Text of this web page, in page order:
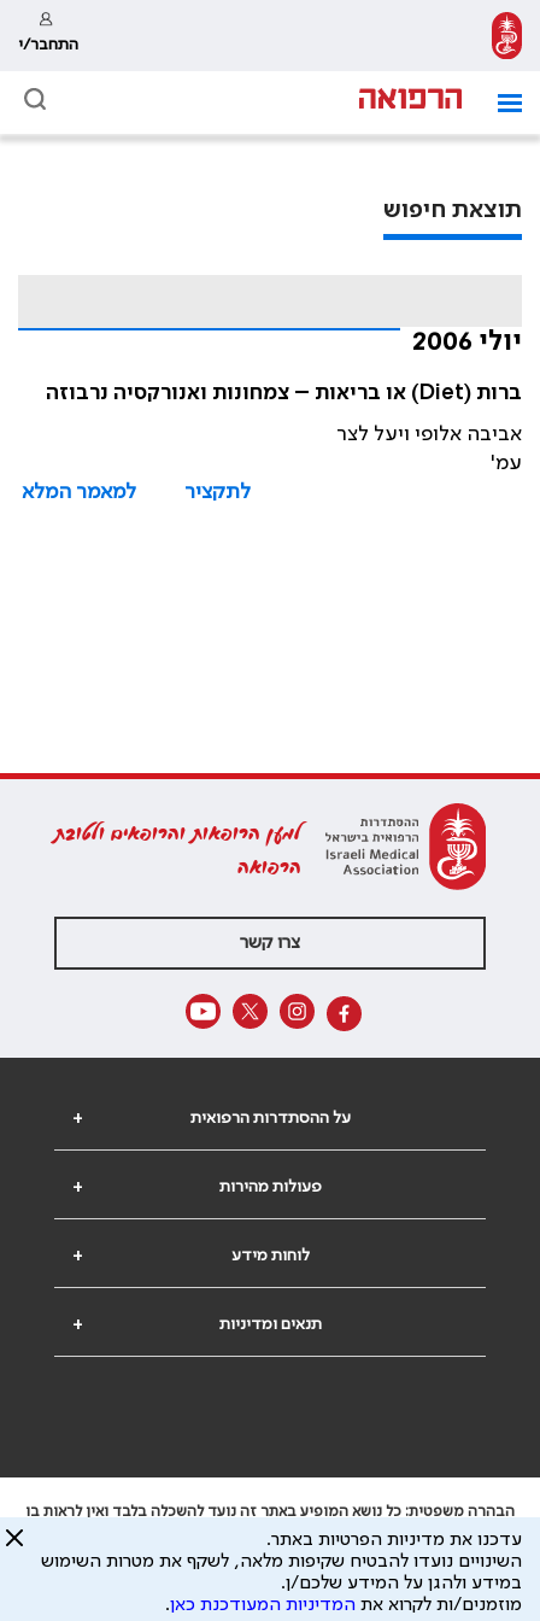
התחבר/י
תוצאת חיפוש
יולי 2006
ברות (Diet) או בריאות – צמחונות ואנורקסיה נרבוזה
אביבה אלופי ויעל לצר
עמ'
לתקציר
למאמר המלא
למען הרופאות והרופאים ולטובת
הרפואה
צרו קשר
+ על ההסתדרות הרפואית
+ פעולות מהירות
+ לוחות מידע
+ תנאים ומדיניות
הבהרה משפטית: כל נושא המופיע באתר זה נועד להשכלה בלבד ואין לראות בו
ייעוץ רפואי או משפטי. אין הר"י אחראית לתוכן המתפרסם באתר זה ולכל נזק
שעלול להיגרם.
ידוע לי שהר"י אוספת ושומרת מידע אישי לצורך מתן השרות וכי חלק ממנו עשוי
להיות מועבר לצדדים שלישיים, הכל בכפוף למדיניות הפרטיות
עדכנו את מדיניות הפרטיות באתר.
השינויים נועדו להבטיח שקיפות מלאה, לשקף את מטרות השימוש
במידע ולהגן על המידע שלכם/ן.
מוזמנים/ות לקרוא את המדיניות המעודכנת כאן.